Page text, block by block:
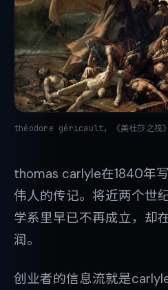
théodore géricault，《美杜莎之筏》
thomas carlyle在1840年
伟人的传记。将近两个世
学系里早已不再成立，却
润。
创业者的信息流就是